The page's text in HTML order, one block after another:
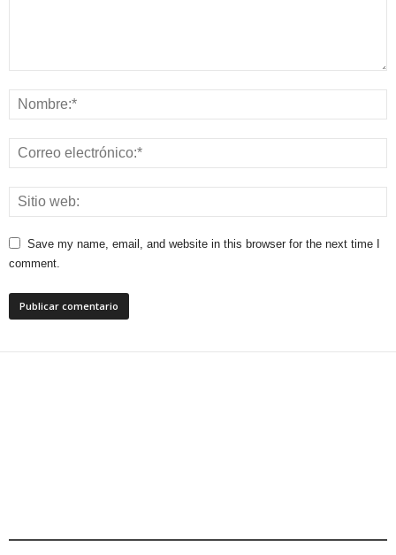
Save my name, email, and website in this browser for the next time I
comment.